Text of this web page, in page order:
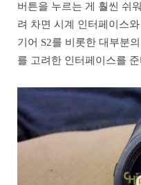
버튼을 누르는 게 훨씬 쉬
려 차면 시계 인터페이스
기어 S2를 비롯한 대부분
를 고려한 인터페이스를